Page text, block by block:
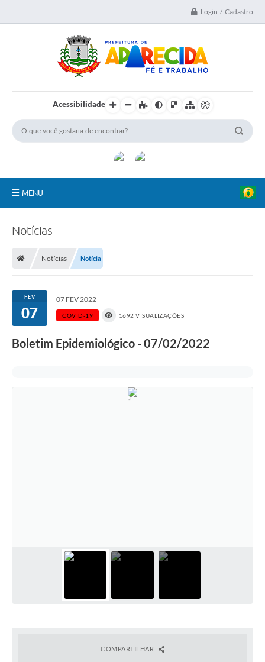
Login / Cadastro
Acessibilidade
MENU
Turismo
SIC
Notícias
Notícias Notícia
FEV
07
07 FEV 2022
COVID-19 1692 VISUALIZAÇÕES
Boletim Epidemiológico - 07/02/2022
COMPARTILHAR